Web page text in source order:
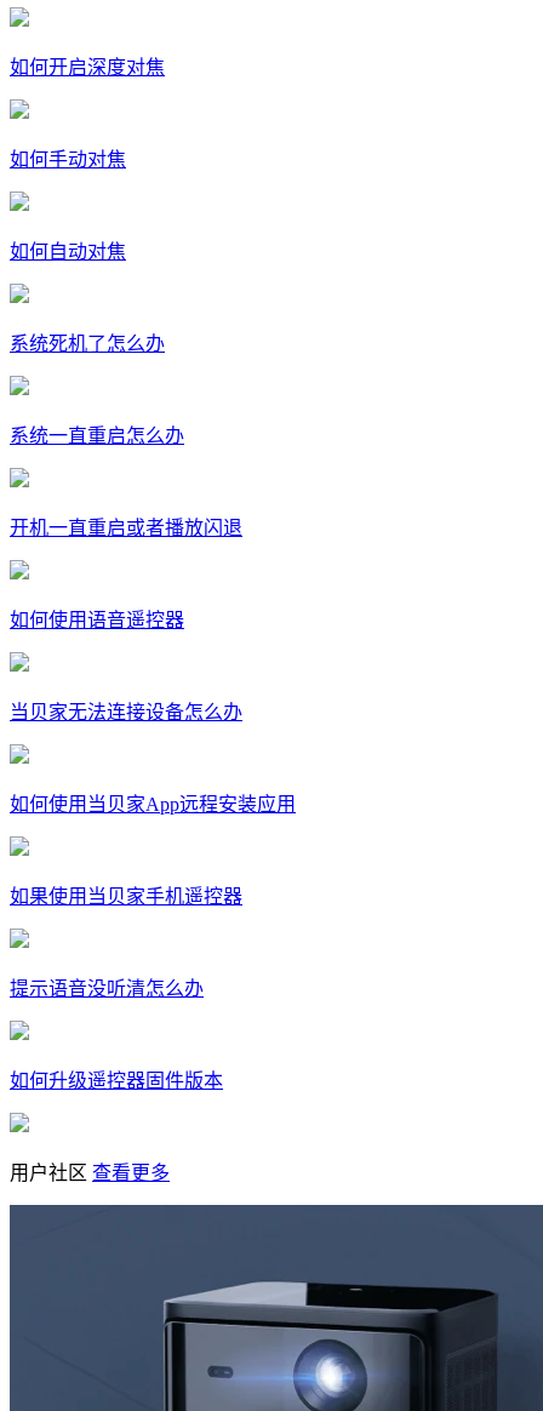
如何开启深度对焦
如何手动对焦
如何自动对焦
系统死机了怎么办
系统一直重启怎么办
开机一直重启或者播放闪退
如何使用语音遥控器
当贝家无法连接设备怎么办
如何使用当贝家App远程安装应用
如果使用当贝家手机遥控器
提示语音没听清怎么办
如何升级遥控器固件版本
用户社区 查看更多